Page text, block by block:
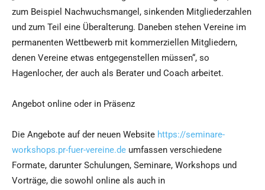
zum Beispiel Nachwuchsmangel, sinkenden Mitgliederzahlen
und zum Teil eine Überalterung. Daneben stehen Vereine im
permanenten Wettbewerb mit kommerziellen Mitgliedern,
denen Vereine etwas entgegenstellen müssen“, so
Hagenlocher, der auch als Berater und Coach arbeitet.
Angebot online oder in Präsenz
Die Angebote auf der neuen Website https://seminare-
workshops.pr-fuer-vereine.de umfassen verschiedene
Formate, darunter Schulungen, Seminare, Workshops und
Vorträge, die sowohl online als auch in